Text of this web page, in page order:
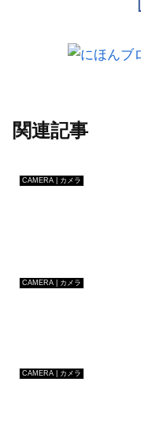
関連記事
CAMERA | カメラ
CAMERA | カメラ
CAMERA | カメラ